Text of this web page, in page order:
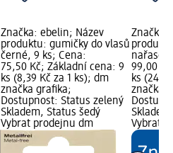
Značka: ebelin; Název
produktu: gumičky do vlasů
černé, 9 ks; Cena:
75,50 Kč; Základní cena: 9
ks (8,39 Kč za 1 ks); dm
značka grafika;
Dostupnost: Status zelený
Skladem, Status šedý
Vybrat prodejnu dm
Značka:
99,00
ks
značka
Vybrat